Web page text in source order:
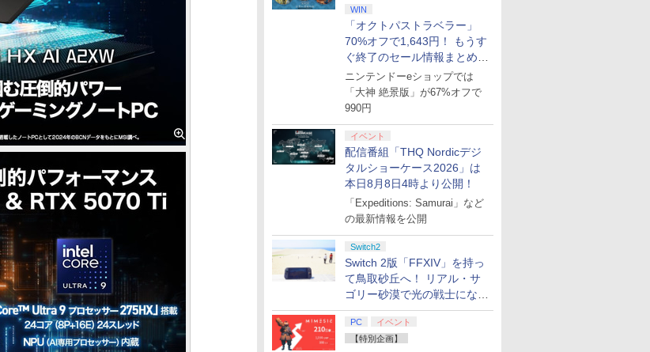
WIN
「オクトパストラベラー」
70%オフで1,643円！ もうす
ぐ終了のセール情報まとめ
【8月8日更新】
ニンテンドーeショップでは
「大神 絶景版」が67%オフで
990円
イベント
配信番組「THQ Nordicデジ
タルショーケース2026」は
本日8月8日4時より公開！
「Expeditions: Samurai」など
の最新情報を公開
Switch2
Switch 2版「FFXIV」を持っ
て鳥取砂丘へ！ リアル・サ
ゴリー砂漠で光の戦士になっ
てみた
PC
イベント
【特別企画】